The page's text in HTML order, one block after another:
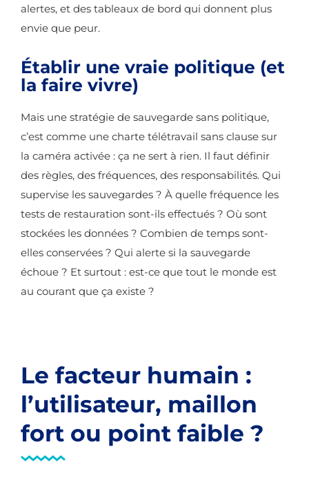
alertes, et des tableaux de bord qui donnent plus
envie que peur.
Établir une vraie politique (et
la faire vivre)
Mais une stratégie de sauvegarde sans politique,
c’est comme une charte télétravail sans clause sur
la caméra activée : ça ne sert à rien. Il faut définir
des règles, des fréquences, des responsabilités. Qui
supervise les sauvegardes ? À quelle fréquence les
tests de restauration sont-ils effectués ? Où sont
stockées les données ? Combien de temps sont-
elles conservées ? Qui alerte si la sauvegarde
échoue ? Et surtout : est-ce que tout le monde est
au courant que ça existe ?
Le facteur humain :
l’utilisateur, maillon
fort ou point faible ?